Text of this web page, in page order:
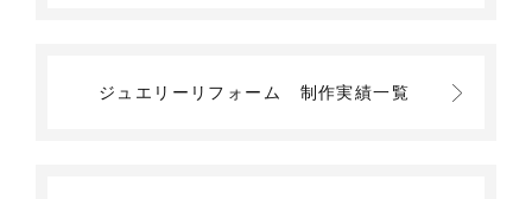
ジュエリーリフォーム 制作実績一覧